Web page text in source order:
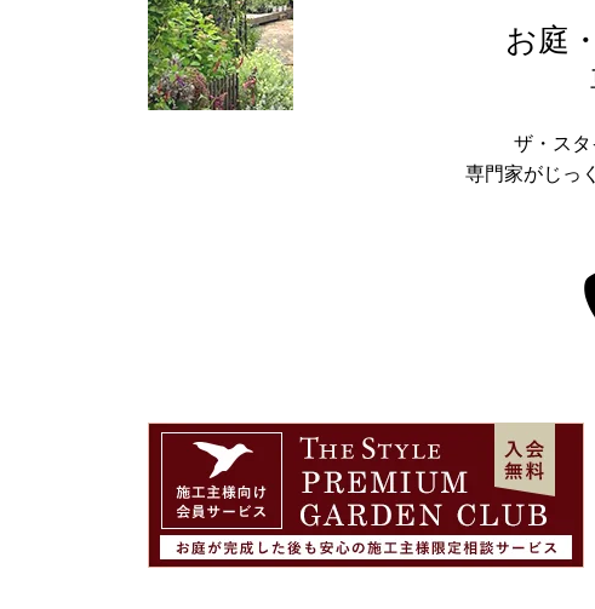
お庭
ザ・スタ
専門家がじっ